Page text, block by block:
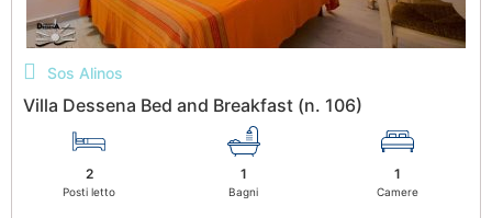
Sos Alinos
Villa Dessena Bed and Breakfast (n. 106)
2
Posti letto
1
Bagni
1
Camere